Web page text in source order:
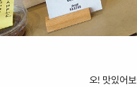
오! 맛있어